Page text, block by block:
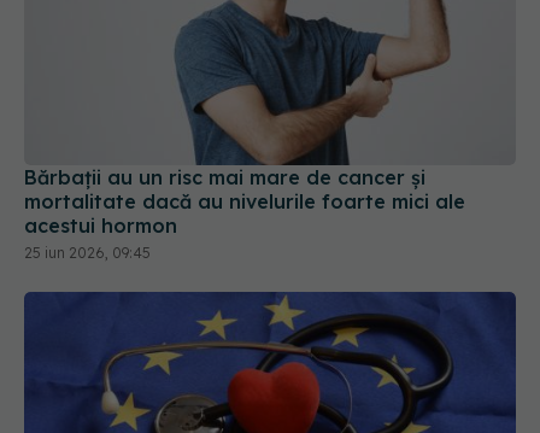
Bărbații au un risc mai mare de cancer și
mortalitate dacă au nivelurile foarte mici ale
acestui hormon
25 iun 2026, 09:45